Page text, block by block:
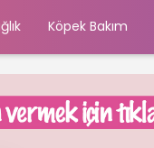
Köpek Bakım